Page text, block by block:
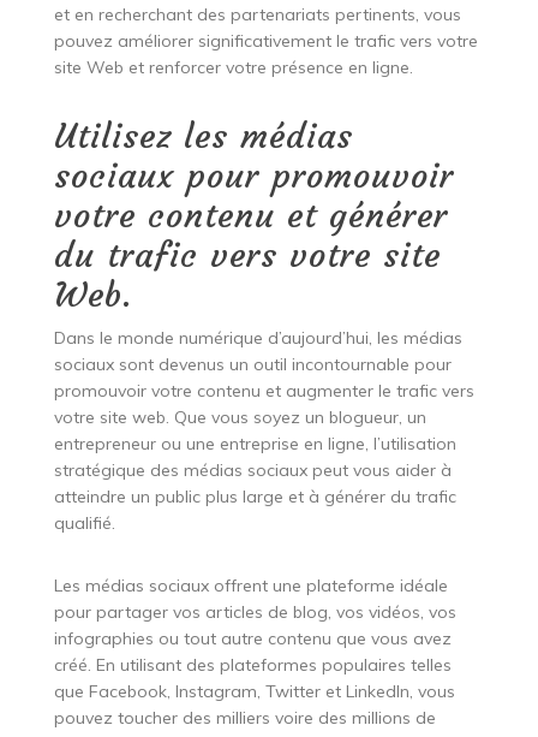
et en recherchant des partenariats pertinents, vous
pouvez améliorer significativement le trafic vers votre
site Web et renforcer votre présence en ligne.
Utilisez les médias
sociaux pour promouvoir
votre contenu et générer
du trafic vers votre site
Web.
Dans le monde numérique d’aujourd’hui, les médias
sociaux sont devenus un outil incontournable pour
promouvoir votre contenu et augmenter le trafic vers
votre site web. Que vous soyez un blogueur, un
entrepreneur ou une entreprise en ligne, l’utilisation
stratégique des médias sociaux peut vous aider à
atteindre un public plus large et à générer du trafic
qualifié.
Les médias sociaux offrent une plateforme idéale
pour partager vos articles de blog, vos vidéos, vos
infographies ou tout autre contenu que vous avez
créé. En utilisant des plateformes populaires telles
que Facebook, Instagram, Twitter et LinkedIn, vous
pouvez toucher des milliers voire des millions de